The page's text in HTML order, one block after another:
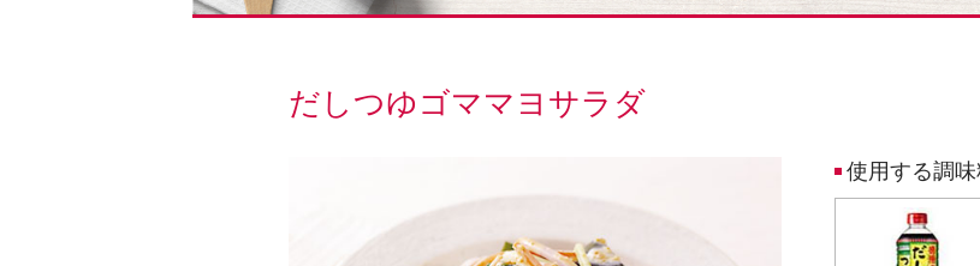
だしつゆゴママヨサラダ
使用する調